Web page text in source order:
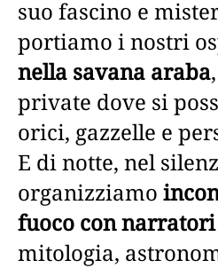
suo fascino e
portiamo i nostri
nella savana araba
private dove si
orici, gazzelle e
E di notte, nel
organizziamo
fuoco con
mitologia,